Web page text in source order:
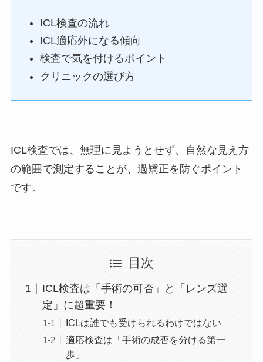
ICL検査の流れ
ICL適応外になる傾向
検査で気を付けるポイント
クリニックの選び方
ICL検査では、無理に見ようとせず、自然な見え方
の範囲で測定することが、過矯正を防ぐポイント
です。
目次
ICL検査は「手術の可否」と「レンズ選
定」に超重要！
ICLは誰でも受けられるわけではない
適応検査は「手術の成否を分ける第一
歩」